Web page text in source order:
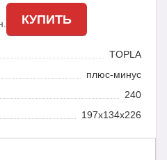
КУПИТЬ
TOPLA
плюс-минус
240
197x134x226